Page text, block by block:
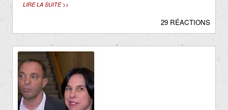
LIRE LA SUITE >>
29 RÉACTIONS